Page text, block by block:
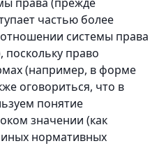
частью более
системы права
поскольку право
(например, в форме
оговориться, что в
понятие
значении (как
иных нормативных